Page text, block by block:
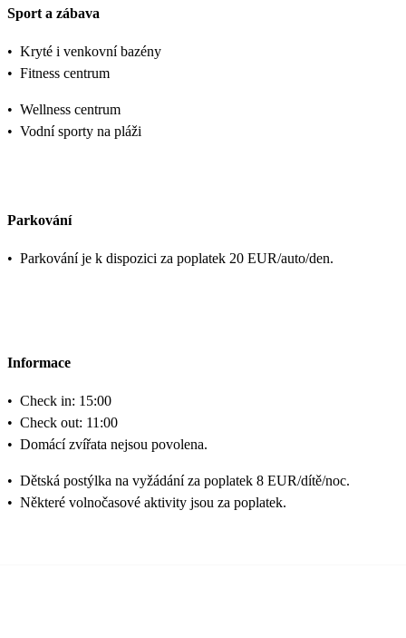
Sport a zábava
• Kryté i venkovní bazény
• Fitness centrum
• Wellness centrum
• Vodní sporty na pláži
Parkování
• Parkování je k dispozici za poplatek 20 EUR/auto/den.
Informace
• Check in: 15:00
• Check out: 11:00
• Domácí zvířata nejsou povolena.
• Dětská postýlka na vyžádání za poplatek 8 EUR/dítě/noc.
• Některé volnočasové aktivity jsou za poplatek.